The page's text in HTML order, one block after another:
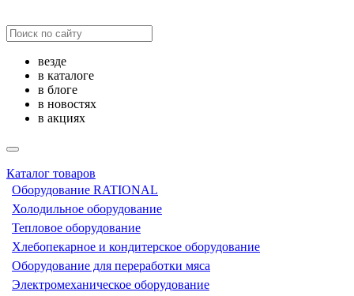
везде
в каталоге
в блоге
в новостях
в акциях
Каталог товаров
Оборудование RATIONAL
Холодильное оборудование
Тепловое оборудование
Хлебопекарное и кондитерское оборудование
Оборудование для переработки мяса
Электромеханическое оборудование